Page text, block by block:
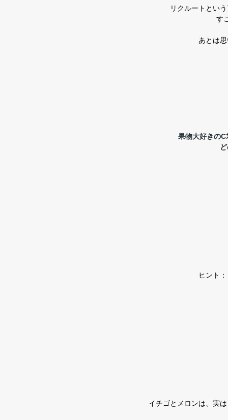
リクルートとい
す
あとは
果物大好きの
ヒント
イチゴとメロンは、実